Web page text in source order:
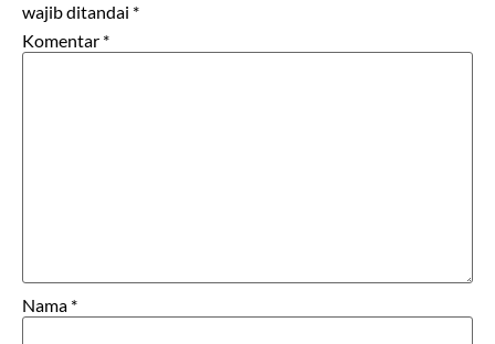
wajib ditandai *
Komentar *
Nama *